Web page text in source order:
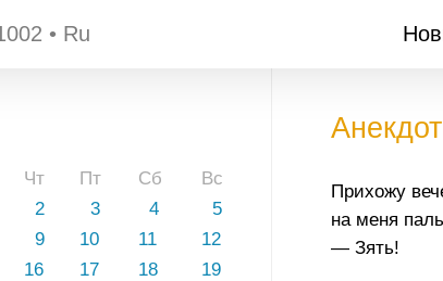
• Ru
Чт Пт Сб
Вс
2 3 4
5
9 10 11
12
16 17 18
19
Прихожу
на меня
— Зять!